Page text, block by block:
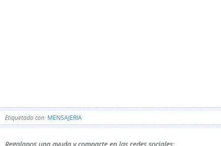
Etiquetado con: MENSAJERÍA